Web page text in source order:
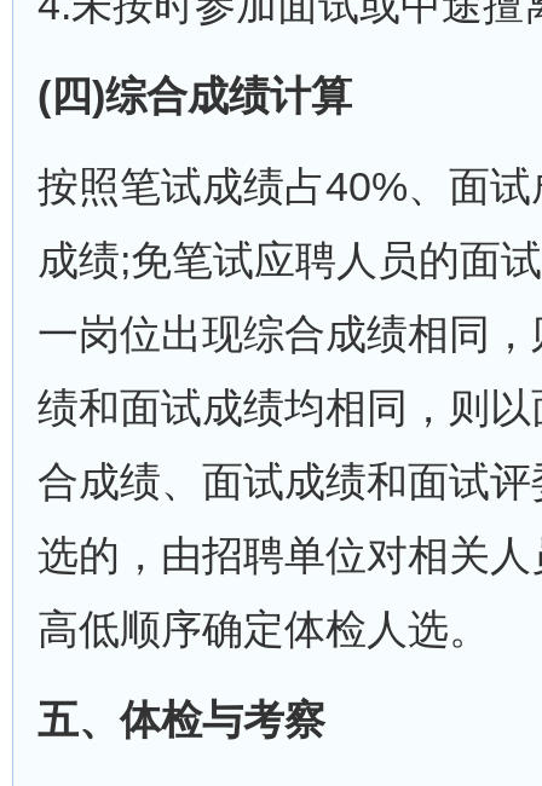
(四)综合成绩计算
按照笔试成绩占40%、面
成绩;免笔试应聘人员的面
一岗位出现综合成绩相同
绩和面试成绩均相同，则
合成绩、面试成绩和面试
选的，由招聘单位对相关
高低顺序确定体检人选。
五、体检与考察